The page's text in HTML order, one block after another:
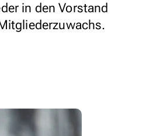
in den Vorstand